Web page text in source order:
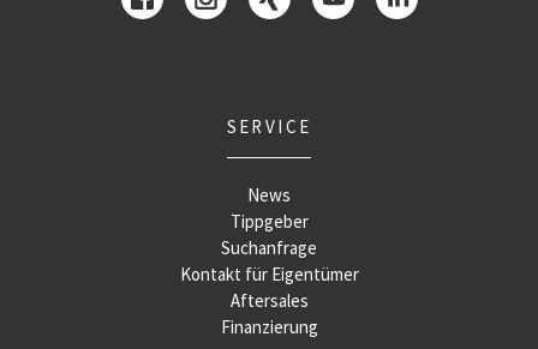
SERVICE
News
Tippgeber
Suchanfrage
Kontakt für Eigentümer
Aftersales
Finanzierung